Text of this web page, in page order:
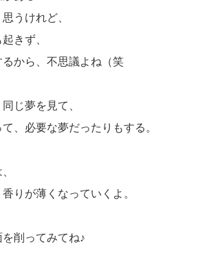
うけれど、
きず、
から、不思議よね（笑
じ夢を見て、
、必要な夢だったりもする。
りが薄くなっていくよ。
削ってみてね♪